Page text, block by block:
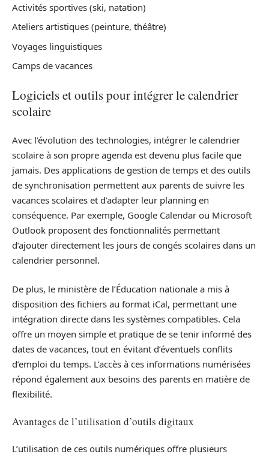
Activités sportives (ski, natation)
Ateliers artistiques (peinture, théâtre)
Voyages linguistiques
Camps de vacances
Logiciels et outils pour intégrer le calendrier
scolaire
Avec l’évolution des technologies, intégrer le calendrier
scolaire à son propre agenda est devenu plus facile que
jamais. Des applications de gestion de temps et des outils
de synchronisation permettent aux parents de suivre les
vacances scolaires et d’adapter leur planning en
conséquence. Par exemple, Google Calendar ou Microsoft
Outlook proposent des fonctionnalités permettant
d’ajouter directement les jours de congés scolaires dans un
calendrier personnel.
De plus, le ministère de l’Éducation nationale a mis à
disposition des fichiers au format iCal, permettant une
intégration directe dans les systèmes compatibles. Cela
offre un moyen simple et pratique de se tenir informé des
dates de vacances, tout en évitant d’éventuels conflits
d’emploi du temps. L’accès à ces informations numérisées
répond également aux besoins des parents en matière de
flexibilité.
Avantages de l’utilisation d’outils digitaux
L’utilisation de ces outils numériques offre plusieurs